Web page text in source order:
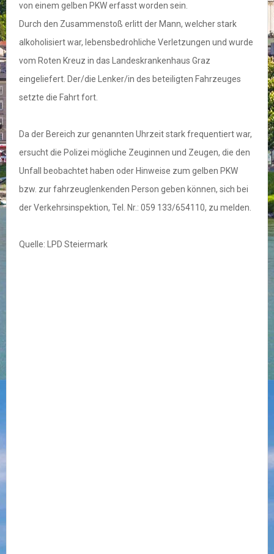
von einem gelben PKW erfasst worden sein.
Durch den Zusammenstoß erlitt der Mann, welcher stark
alkoholisiert war, lebensbedrohliche Verletzungen und wurde
vom Roten Kreuz in das Landeskrankenhaus Graz
eingeliefert. Der/die Lenker/in des beteiligten Fahrzeuges
setzte die Fahrt fort.
Da der Bereich zur genannten Uhrzeit stark frequentiert war,
ersucht die Polizei mögliche Zeuginnen und Zeugen, die den
Unfall beobachtet haben oder Hinweise zum gelben PKW
bzw. zur fahrzeuglenkenden Person geben können, sich bei
der Verkehrsinspektion, Tel. Nr.: 059 133/654110, zu melden.
Quelle: LPD Steiermark